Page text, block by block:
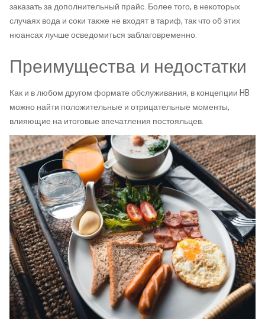
заказать за дополнительный прайс. Более того, в некоторых
случаях вода и соки также не входят в тариф, так что об этих
нюансах лучше осведомиться заблаговременно.
Преимущества и недостатки
Как и в любом другом формате обслуживания, в концепции HB
можно найти положительные и отрицательные моменты,
влияющие на итоговые впечатления постояльцев.